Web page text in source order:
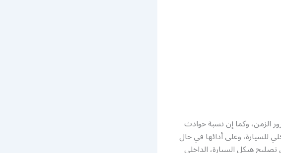
الزمن، وكما إن نسبة حوادث
للسيارة، وعلى أدائها في حال
هيكل السيارة، الداخلي